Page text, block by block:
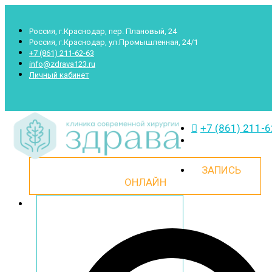
Россия, г.Краснодар, пер. Плановый, 24
Россия, г.Краснодар, ул.Промышленная, 24/1
+7 (861) 211-62-63
info@zdrava123.ru
Личный кабинет
+7 (861) 211-
ЗАПИСЬ
ОНЛАЙН